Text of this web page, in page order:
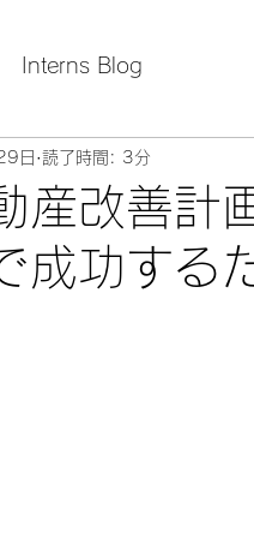
Interns Blog
産改善計
成功する
日 読了時間: 3分